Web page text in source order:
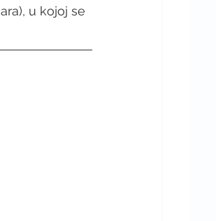
u kojoj se